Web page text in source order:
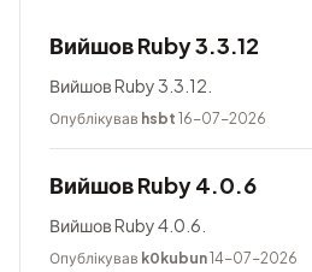
Вийшов Ruby 3.3.12
Вийшов Ruby 3.3.12.
Опублікував hsbt 16-07-2026
Вийшов Ruby 4.0.6
Вийшов Ruby 4.0.6.
Опублікував k0kubun14-07-2026